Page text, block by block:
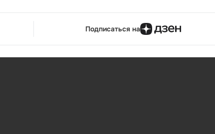
Подписаться на